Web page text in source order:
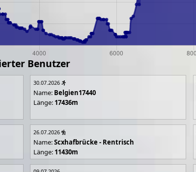
Benutzer
30.07.2026
Name: Belgien17440
Länge: 17436m
26.07.2026
Name:Scxhafbrücke - Rentrisch
Länge: 11430m